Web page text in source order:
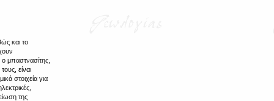
και το
μπαστνασίτης,
είναι
στοιχεία για
της